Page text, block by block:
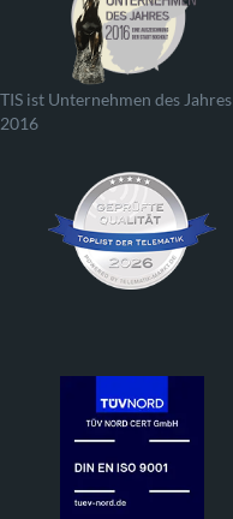
TIS ist Unternehmen des Jahres
2016